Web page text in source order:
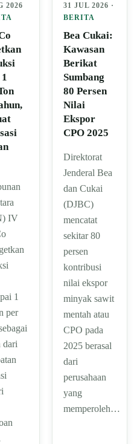
2026
IV
1
per
dari
31 JUL 2026 ·
BERITA
Bea Cukai:
Kawasan
Berikat
Sumbang
80 Persen
Nilai
Ekspor
CPO 2025
Direktorat
Jenderal Bea
dan Cukai
(DJBC)
mencatat
sekitar 80
persen
kontribusi
nilai ekspor
minyak sawit
mentah atau
CPO pada
2025 berasal
dari
perusahaan
yang
memperoleh…